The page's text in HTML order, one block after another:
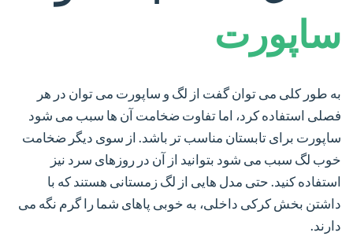
ساپورت
به طور کلی می توان گفت از لگ و ساپورت می توان در هر
فصلی استفاده کرد، اما تفاوت ضخامت آن ها سبب می شود
ساپورت برای تابستان مناسب تر باشد. از سوی دیگر ضخامت
خوب لگ سبب می شود بتوانید از آن در روزهای سرد نیز
استفاده کنید. حتی مدل هایی از لگ زمستانی هستند که با
داشتن بخش کرکی داخلی، به خوبی پاهای شما را گرم نگه می
دارند.